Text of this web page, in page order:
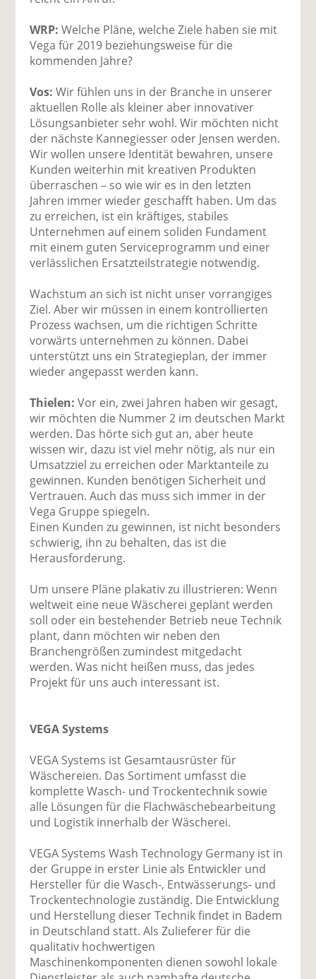
WRP: Welche Pläne, welche Ziele haben sie mit
Vega für 2019 beziehungsweise für die
kommenden Jahre?
Vos: Wir fühlen uns in der Branche in unserer
aktuellen Rolle als kleiner aber innovativer
Lösungsanbieter sehr wohl. Wir möchten nicht
der nächste Kannegiesser oder Jensen werden.
Wir wollen unsere Identität bewahren, unsere
Kunden weiterhin mit kreativen Produkten
überraschen – so wie wir es in den letzten
Jahren immer wieder geschafft haben. Um das
zu erreichen, ist ein kräftiges, stabiles
Unternehmen auf einem soliden Fundament
mit einem guten Serviceprogramm und einer
verlässlichen Ersatzteilstrategie notwendig.
Wachstum an sich ist nicht unser vorrangiges
Ziel. Aber wir müssen in einem kontrollierten
Prozess wachsen, um die richtigen Schritte
vorwärts unternehmen zu können. Dabei
unterstützt uns ein Strategieplan, der immer
wieder angepasst werden kann.
Thielen: Vor ein, zwei Jahren haben wir gesagt,
wir möchten die Nummer 2 im deutschen Markt
werden. Das hörte sich gut an, aber heute
wissen wir, dazu ist viel mehr nötig, als nur ein
Umsatzziel zu erreichen oder Marktanteile zu
gewinnen. Kunden benötigen Sicherheit und
Vertrauen. Auch das muss sich immer in der
Vega Gruppe spiegeln.
Einen Kunden zu gewinnen, ist nicht besonders
schwierig, ihn zu behalten, das ist die
Herausforderung.
Um unsere Pläne plakativ zu illustrieren: Wenn
weltweit eine neue Wäscherei geplant werden
soll oder ein bestehender Betrieb neue Technik
plant, dann möchten wir neben den
Branchengrößen zumindest mitgedacht
werden. Was nicht heißen muss, das jedes
Projekt für uns auch interessant ist.
VEGA Systems
VEGA Systems ist Gesamtausrüster für
Wäschereien. Das Sortiment umfasst die
komplette Wasch- und Trockentechnik sowie
alle Lösungen für die Flachwäschebearbeitung
und Logistik innerhalb der Wäscherei.
VEGA Systems Wash Technology Germany ist in
der Gruppe in erster Linie als Entwickler und
Hersteller für die Wasch-, Entwässerungs- und
Trockentechnologie zuständig. Die Entwicklung
und Herstellung dieser Technik findet in Badem
in Deutschland statt. Als Zulieferer für die
qualitativ hochwertigen
Maschinenkomponenten dienen sowohl lokale